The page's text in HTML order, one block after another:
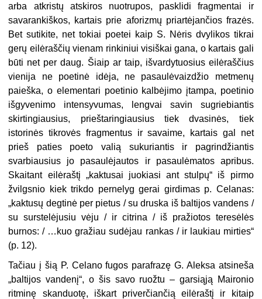
arba atkristų atskiros nuotrupos, pasklidi fragmentai ir
savarankiškos, kartais prie aforizmų priartėjančios frazės.
Bet sutikite, net tokiai poetei kaip S. Nėris dvylikos tikrai
gerų eilėraščių vienam rinkiniui visiškai gana, o kartais gali
būti net per daug. Šiaip ar taip, iš­vardytuosius eilėraščius
vienija ne poetinė idėja, ne pasaulėvaizdžio met­menų
paieška, o elementari poetinio kalbėjimo įtampa, poetinio
išgyvenimo intensyvumas, lengvai savin sugrie­biantis
skirtingiausius, prieštarin­giausius tiek dvasinės, tiek
istorinės tikrovės fragmentus ir savaime, kar­tais gal net
prieš paties poeto valią su­kuriantis ir pagrindžiantis
svarbiau­sius jo pasaulėjautos ir pasaulėmatos apribus.
Skaitant eilėraštį „kaktusai juokiasi ant stulpų“ iš pirmo
žvilgsnio kiek trikdo pernelyg gerai girdimas p. Celanas:
„kaktusų degtinė per pie­tus / su druska iš baltijos vandens /
su surstelėjusiu vėju / ir citrina / iš pražiotos teresėlės
burnos: / …kuo gražiau sudėjau rankas / ir laukiau mirties“
(p. 12).
Tačiau į šią P. Celano fugos para­frazę G. Aleksa atsineša
„baltijos van­denį“, o šis savo ruožtu – garsiąją Mai­ronio
ritminę skanduotę, iškart priverčiančią eilėraštį ir kitaip